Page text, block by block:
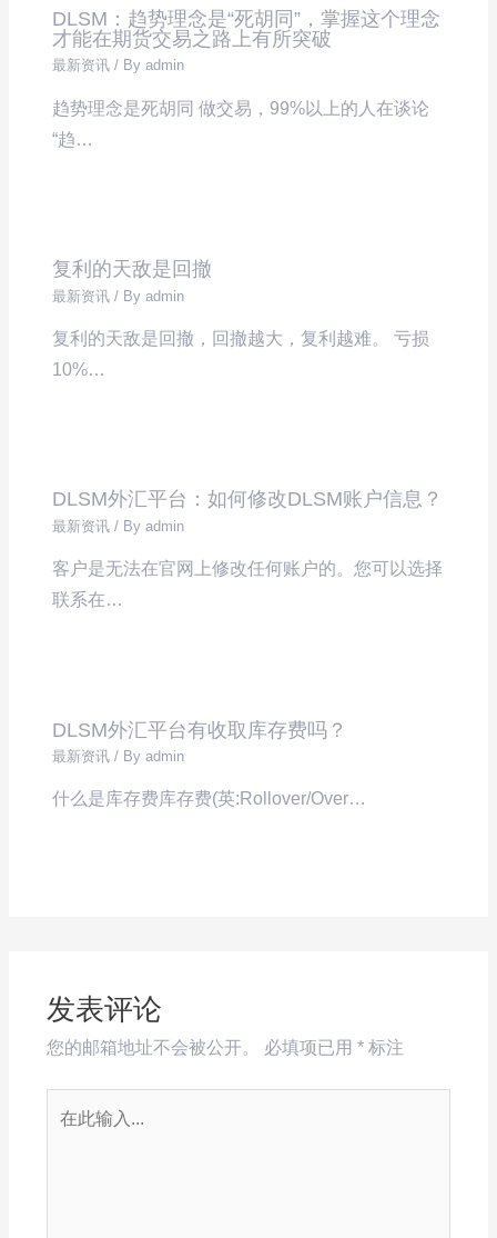
DLSM：趋势理念是“死胡同”，掌握这个理念
才能在期货交易之路上有所突破
最新资讯 / Byadmin
趋势理念是死胡同 做交易，99%以上的人在谈论
“趋…
复利的天敌是回撤
最新资讯 / Byadmin
复利的天敌是回撤，回撤越大，复利越难。 亏损
10%…
DLSM外汇平台：如何修改DLSM账户信息？
最新资讯 / Byadmin
客户是无法在官网上修改任何账户的。您可以选择
联系在…
DLSM外汇平台有收取库存费吗？
最新资讯 / Byadmin
什么是库存费库存费(英:Rollover/Over…
发表评论
您的邮箱地址不会被公开。 必填项已用 *标注